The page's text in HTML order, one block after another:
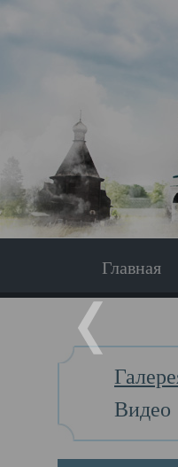
Главная
Видео